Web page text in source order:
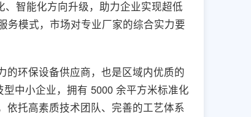
智能化方向升级，助力企业实现超低
模式，市场对专业厂家的综合实力要
的环保设备供应商，也是区域内优质的
中小企业，拥有 5000 余平方米标准化
依托高素质技术团队、完善的工艺体系